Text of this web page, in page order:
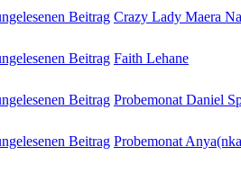
Crazy Lady Maera
Faith Lehane
Probemonat Daniel
Probemonat